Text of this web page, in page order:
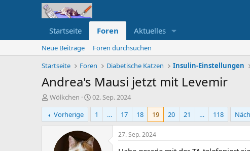
Startseite Foren Aktuelles
Neue Beiträge
Foren durchsuchen
Startseite
Foren Diabetische Katzen Insulin-Einstellungen
Andrea's Mausi jetzt mit Levemir
E
r
s
t
Wölkchen
E
r
t
e
l
02. Sep. 2024
Vorherige
1 … 17 18 19 20 21 … 118
27. Sep. 2024